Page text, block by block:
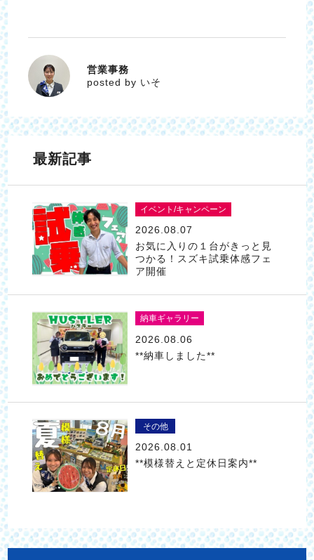
いそ
営業事務
posted by いそ
最新記事
イベント/キャンペーン
2026.08.07
お気に入りの１台がきっと見
つかる！スズキ試乗体感フェ
ア開催
納車ギャラリー
2026.08.06
**納車しました**
その他
2026.08.01
**模様替えと定休日案内**